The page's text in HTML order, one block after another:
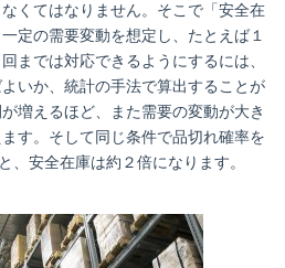
くてはなりません。そこで「安全在
定の需要変動を想定し、たとえば１
までは対応できるようにするには、
いか、統計の手法で算出することが
増えるほど、また需要の変動が大き
す。そして同じ条件で品切れ確率を
、安全在庫は約２倍になります。